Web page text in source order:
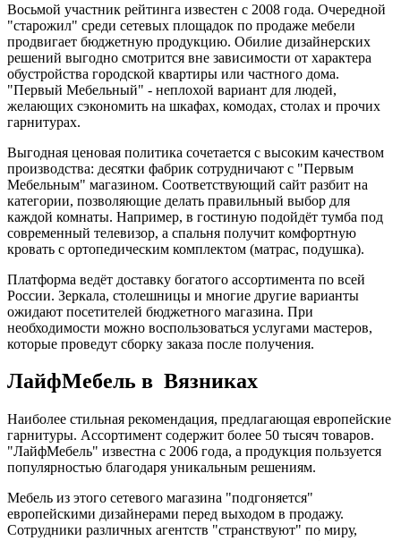
Восьмой участник рейтинга известен с 2008 года. Очередной
"старожил" среди сетевых площадок по продаже мебели
продвигает бюджетную продукцию. Обилие дизайнерских
решений выгодно смотрится вне зависимости от характера
обустройства городской квартиры или частного дома.
"Первый Мебельный" - неплохой вариант для людей,
желающих сэкономить на шкафах, комодах, столах и прочих
гарнитурах.
Выгодная ценовая политика сочетается с высоким качеством
производства: десятки фабрик сотрудничают с "Первым
Мебельным" магазином. Соответствующий сайт разбит на
категории, позволяющие делать правильный выбор для
каждой комнаты. Например, в гостиную подойдёт тумба под
современный телевизор, а спальня получит комфортную
кровать с ортопедическим комплектом (матрас, подушка).
Платформа ведёт доставку богатого ассортимента по всей
России. Зеркала, столешницы и многие другие варианты
ожидают посетителей бюджетного магазина. При
необходимости можно воспользоваться услугами мастеров,
которые проведут сборку заказа после получения.
ЛайфМебель в Вязниках
Наиболее стильная рекомендация, предлагающая европейские
гарнитуры. Ассортимент содержит более 50 тысяч товаров.
"ЛайфМебель" известна с 2006 года, а продукция пользуется
популярностью благодаря уникальным решениям.
Мебель из этого сетевого магазина "подгоняется"
европейскими дизайнерами перед выходом в продажу.
Сотрудники различных агентств "странствуют" по миру,